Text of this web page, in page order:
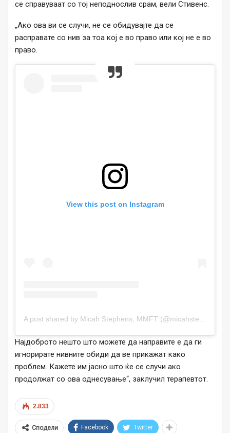
се справуваат со тој неподнослив срам, вели Стивенс.
„Ако ова ви се случи, не се обидувајте да се
расправате со нив за тоа кој е во право или кој не е во
право.
View this post on Instagram
Најдоброто нешто што можете да направите е да ги
игнорирате нивните обиди да ве прикажат како
проблем. Кажете им јасно што ќе се случи ако
продолжат со ова однесување“, заклучил терапевтот.
2.833
Сподели Facebook Twitter